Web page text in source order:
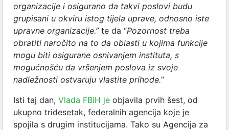
organizacije i osigurano da takvi poslovi budu
grupisani u okviru istog tijela uprave, odnosno iste
upravne organizacije.” te da “Pozornost treba
obratiti naročito na to da oblasti u kojima funkcije
mogu biti osigurane osnivanjem instituta, s
mogućnošću da vršenjem poslova iz svoje
nadležnosti ostvaruju vlastite prihode.”
Isti taj dan, Vlada FBiH je objavila prvih šest, od
ukupno tridesetak, federalnih agencija koje je
spojila s drugim institucijama. Tako su Agencija za